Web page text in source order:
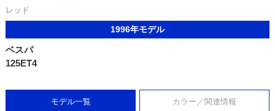
レッド
1996年モデル
ベスパ
125ET4
モデル一覧 カラー／関連情報